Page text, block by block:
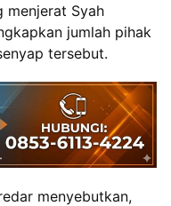
menjerat Syah
jumlah pihak
tersebut.
menyebutkan,